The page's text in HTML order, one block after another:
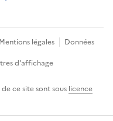
Mentions légales
Données
d'affichage
ce site sont sous licence